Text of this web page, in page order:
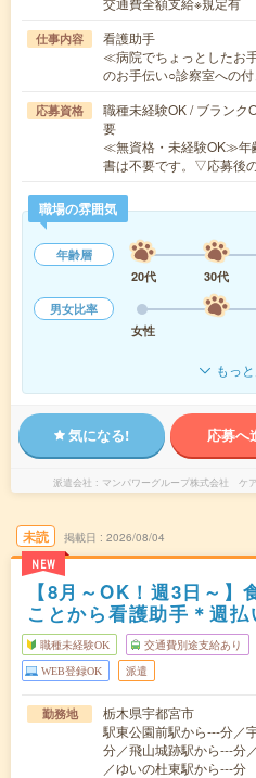
仕事内容
看護助手
≪病院でちょっとしたお
のお手伝い○診察室への
応募資格
職種未経験OK / ブランク
要
≪無資格・未経験OK≫
書は不要です。▽応募後
職場の雰囲気
年齢層
20代
30代
男女比率
女性
もっ
気になる! 応募へ
派遣会社 マンパワーグループ株式会社 ケ
未読
NEW
掲載日 2026/08/04
【8月～OK！週3日～】
ことから看護助手＊週払
職種未経験OK 交通費別途支給あり
WEB登録OK 派遣
勤務地
栃木県宇都宮市
駅東公園前駅から---分／
分／飛山城跡駅から---分
／ゆいの杜東駅から---分